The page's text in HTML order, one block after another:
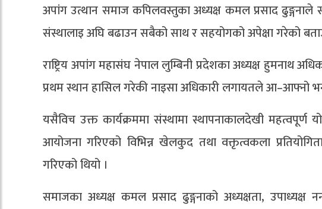
अपांग उत्थान समाज कपिलवस्तुका अध्यक्ष कमल प्रसाद
संस्थालाइ अघि बढाउन सबैको साथ र सहयोगको अपेक्षा गरेको
राष्ट्रिय अपांग महासंघ नेपाल लुम्बिनी प्रदेशका अध्यक्ष हुमनाथ
प्रथम स्थान हासिल गरेकी नाइसा अधिकारी लगायतले आ–आफ्नो
यसैविच उक्त कार्यक्रममा संस्थामा स्थापनाकालदेखी
आयोजना गरिएको विभिन्न खेलकुद तथा वक्तृत्वकला
गरिएको थियो ।
समाजका अध्यक्ष कमल प्रसाद ढुङ्गनाको अध्यक्षता,